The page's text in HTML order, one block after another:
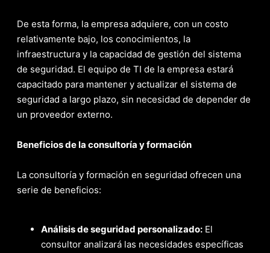
De esta forma, la empresa adquiere, con un costo
relativamente bajo, los conocimientos, la
infraestructura y la capacidad de gestión del sistema
de seguridad. El equipo de TI de la empresa estará
capacitado para mantener y actualizar el sistema de
seguridad a largo plazo, sin necesidad de depender de
un proveedor externo.
Beneficios de la consultoría y formación
La consultoría y formación en seguridad ofrecen una
serie de beneficios:
Análisis de seguridad personalizado: El
consultor analizará las necesidades específicas